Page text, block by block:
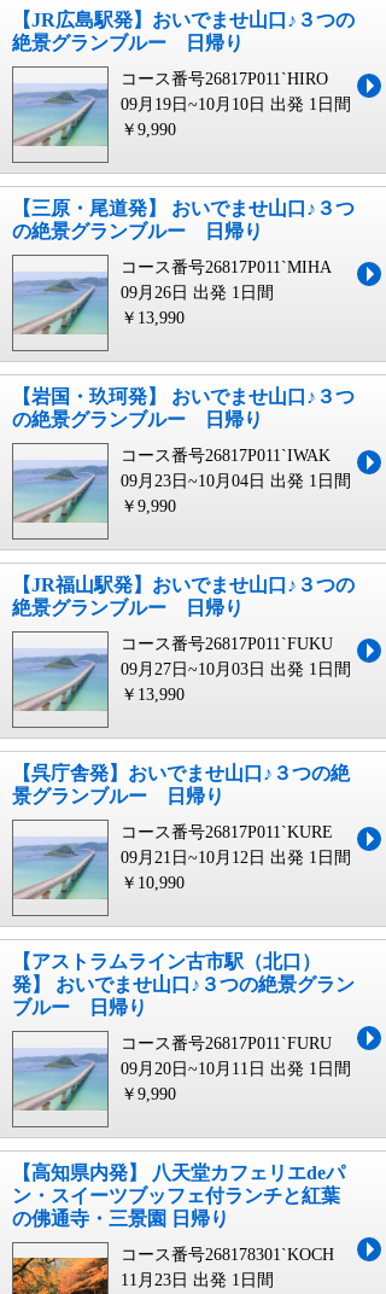
【JR広島駅発】おいでませ山口♪３つの
絶景グランブルー 日帰り
コース番号26817P011`HIRO
09月19日~10月10日 出発 1日間
￥9,990
【三原・尾道発】 おいでませ山口♪３つ
の絶景グランブルー 日帰り
コース番号26817P011`MIHA
09月26日 出発 1日間
￥13,990
【岩国・玖珂発】 おいでませ山口♪３つ
の絶景グランブルー 日帰り
コース番号26817P011`IWAK
09月23日~10月04日 出発 1日間
￥9,990
【JR福山駅発】おいでませ山口♪３つの
絶景グランブルー 日帰り
コース番号26817P011`FUKU
09月27日~10月03日 出発 1日間
￥13,990
【呉庁舎発】おいでませ山口♪３つの絶
景グランブルー 日帰り
コース番号26817P011`KURE
09月21日~10月12日 出発 1日間
￥10,990
【アストラムライン古市駅（北口）
発】 おいでませ山口♪３つの絶景グラン
ブルー 日帰り
コース番号26817P011`FURU
09月20日~10月11日 出発 1日間
￥9,990
【高知県内発】 八天堂カフェリエdeパ
ン・スイーツブッフェ付ランチと紅葉
の佛通寺・三景園 日帰り
コース番号268178301`KOCH
11月23日 出発 1日間